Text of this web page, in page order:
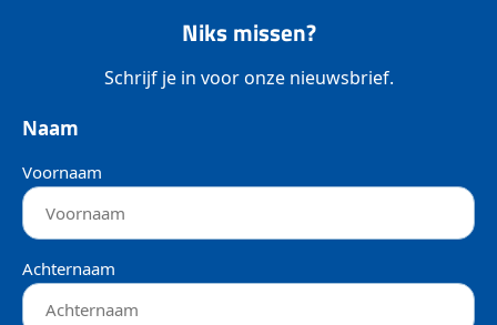
Niks missen?
Schrijf je in voor onze nieuwsbrief.
Naam
Voornaam
Achternaam